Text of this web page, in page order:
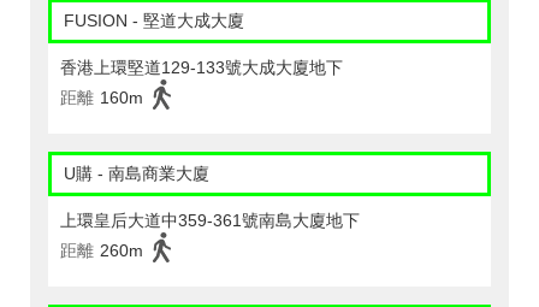
FUSION - 堅道大成大廈
香港上環堅道129-133號大成大廈地下
距離 160m
U購 - 南島商業大廈
上環皇后大道中359-361號南島大廈地下
距離 260m